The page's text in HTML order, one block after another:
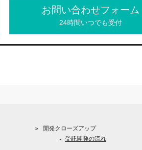
お問い合わせフォーム
24時間いつでも受付
開発クローズアップ
受託開発の流れ